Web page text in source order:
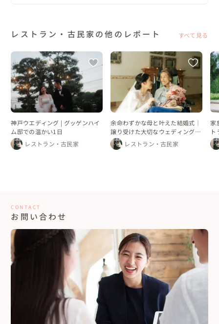
レストラン・古民家の他のレポート すべて見る
神戸ウエディング | グッゲンハイ
ム邸での温かい1日
レストラン・古民家
余命わずかな母と叶えた結婚式｜
譲り受けた大切なウェディングド
レス レストラン・古民家
家
CONTACT
お問い合わせ